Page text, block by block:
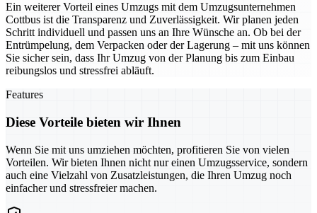
Ein weiterer Vorteil eines Umzugs mit dem Umzugsunternehmen
Cottbus ist die Transparenz und Zuverlässigkeit. Wir planen jeden
Schritt individuell und passen uns an Ihre Wünsche an. Ob bei der
Entrümpelung, dem Verpacken oder der Lagerung – mit uns können
Sie sicher sein, dass Ihr Umzug von der Planung bis zum Einbau
reibungslos und stressfrei abläuft.
Features
Diese Vorteile bieten wir Ihnen
Wenn Sie mit uns umziehen möchten, profitieren Sie von vielen
Vorteilen. Wir bieten Ihnen nicht nur einen Umzugsservice, sondern
auch eine Vielzahl von Zusatzleistungen, die Ihren Umzug noch
einfacher und stressfreier machen.